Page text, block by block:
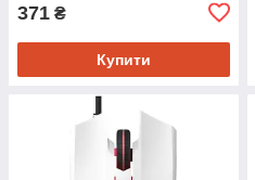
371 ₴
Купити